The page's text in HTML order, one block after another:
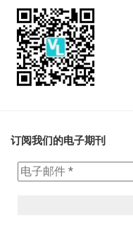
订阅我们的电子期刊